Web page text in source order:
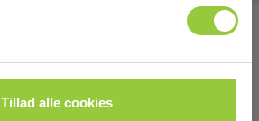
Tillad alle cookies